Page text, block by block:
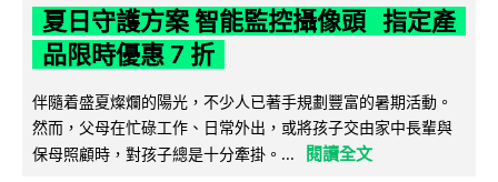
夏日守護方案 智能監控攝像頭 指定產
品限時優惠 7 折
伴隨着盛夏燦爛的陽光，不少人已著手規劃豐富的暑期活動。
然而，父母在忙碌工作、日常外出，或將孩子交由家中長輩與
保母照顧時，對孩子總是十分牽掛。...
閱讀全文